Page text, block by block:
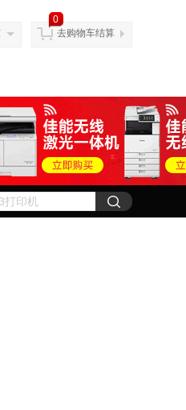
0
去购物车结算